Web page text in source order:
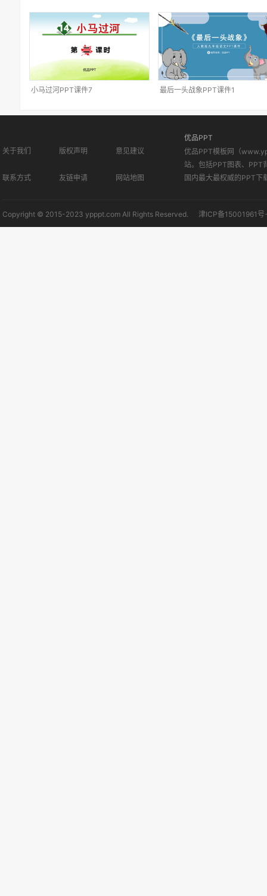
小马过河PPT课件7 最后一头战象PPT课件1
关于我们 版权声明 意见建议
联系方式 友链申请 网站地图
优品PPT
优品PPT模板网（
站。包括PPT图表、PPT
国内最大最权威的PPT下
Copyright © 2015-2023 ypppt.com All Rights Reserved. 津ICP备15001961号